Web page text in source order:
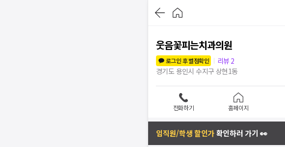
웃음꽃피는치과의원
로그인 후 별점확인
리뷰 2
경기도 용인시 수지구 상현1동
전화하기 홈페이지
임직원/학생 할인가확인하러 가기 👀